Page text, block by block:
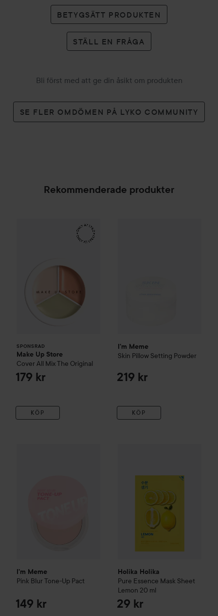
BETYGSÄTT PRODUKTEN
STÄLL EN FRÅGA
Bli först med att ge din åsikt om produkten
SE FLER OMDÖMEN PÅ LYKO COMMUNITY
Rekommenderade produkter
SPONSRAD
Make Up Store
Cover All MixThe Original
179 kr
KÖP
Make Up Store
I'm Meme
Skin Pillow Setting Powder
219 kr
KÖP
I'm Meme
Pink Blur Tone-Up Pact
149 kr
Holika Holika
Pure Essence Mask Sheet
Lemon 20 ml
29 kr